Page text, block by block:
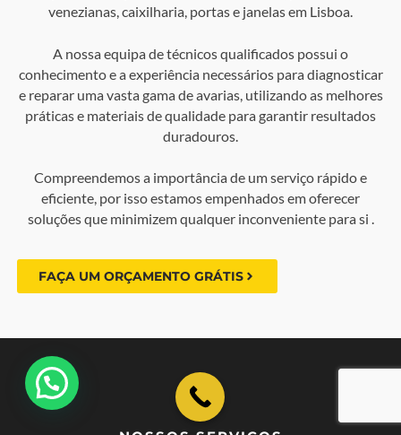
venezianas, caixilharia, portas e janelas em Lisboa.
A nossa equipa de técnicos qualificados possui o
conhecimento e a experiência necessários para diagnosticar
e reparar uma vasta gama de avarias, utilizando as melhores
práticas e materiais de qualidade para garantir resultados
duradouros.
Compreendemos a importância de um serviço rápido e
eficiente, por isso estamos empenhados em oferecer
soluções que minimizem qualquer inconveniente para si .
FAÇA UM ORÇAMENTO GRÁTIS
💬 Como podemos ajudar?